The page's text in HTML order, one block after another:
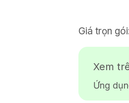
Giá trọn
Xem
Ứng